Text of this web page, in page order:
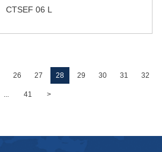
CTSEF 06 L
26 27 28 29 30 31 32
41 >